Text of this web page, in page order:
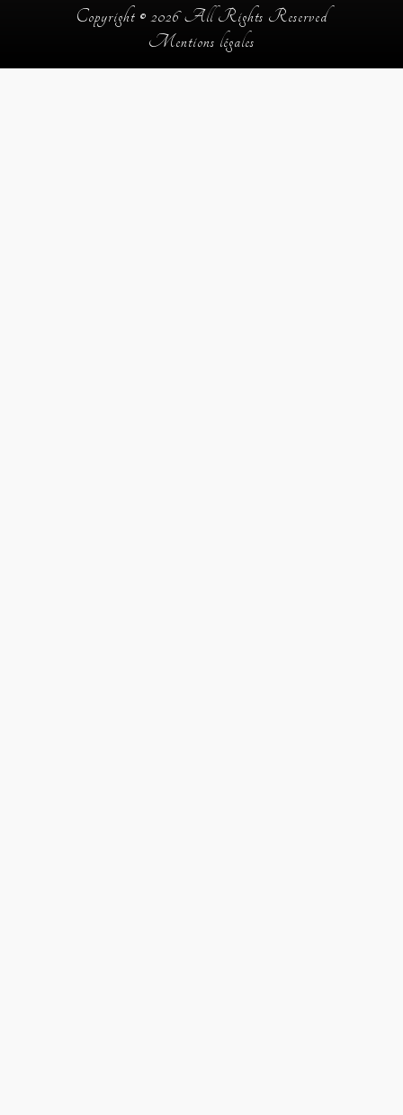
Copyright © 2026 All Rights Reserved
Mentions légales